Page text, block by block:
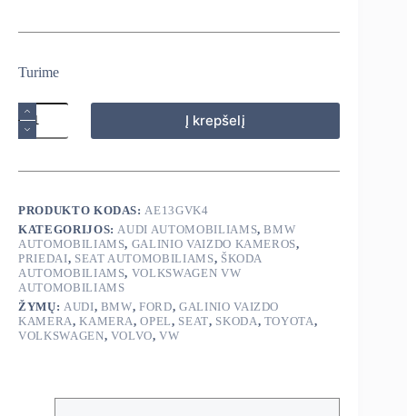
Turime
produkto
kiekis:
Universali
vaizdo
Į krepšelį
PRODUKTO KODAS: AE13GVK4
KATEGORIJOS: AUDI AUTOMOBILIAMS,BMW
AUTOMOBILIAMS, GALINIO VAIZDO KAMEROS,
PRIEDAI, SEAT AUTOMOBILIAMS, ŠKODA
AUTOMOBILIAMS, VOLKSWAGEN VW
AUTOMOBILIAMS
ŽYMŲ: AUDI, BMW,FORD,GALINIO VAIZDO
KAMERA,KAMERA,OPEL, SEAT, SKODA, TOYOTA,
VOLKSWAGEN, VOLVO,VW